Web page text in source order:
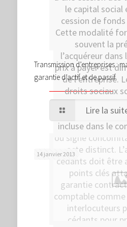
le capital social
cession de
Cette modalité
souvent la
l’acquéreur
prix à payer est
de l’entreprise.
droits sociaux
assorties d’une
de passif,
incluse dans le
ou signé
acte distinct.
cédants doit être
points clés
garantie
comptable
interlocuteurs
cédants pour
Transmission d’entreprises :
garantie d’actif et de passif
Lire la
14 janvier 2013